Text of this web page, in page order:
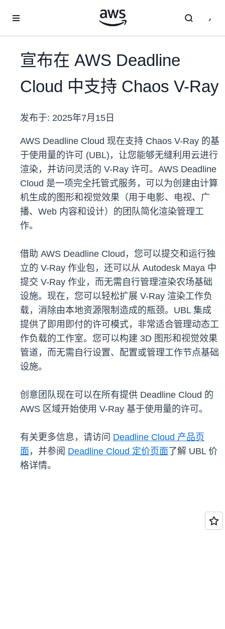
宣布在 AWS Deadline
Cloud 中支持 Chaos V-Ray
发布于: 2025年7月15日
AWS Deadline Cloud 现在支持 Chaos V-Ray 的基
于使用量的许可 (UBL)，让您能够无缝利用云进行
渲染，并访问灵活的 V-Ray 许可。AWS Deadline
Cloud 是一项完全托管式服务，可以为创建由计算
机生成的图形和视觉效果（用于电影、电视、广
播、Web 内容和设计）的团队简化渲染管理工
作。
借助 AWS Deadline Cloud，您可以提交和运行独
立的 V-Ray 作业包，还可以从 Autodesk Maya 中
提交 V-Ray 作业，而无需自行管理渲染农场基础
设施。现在，您可以轻松扩展 V-Ray 渲染工作负
载，消除由本地资源限制造成的瓶颈。UBL 集成
提供了即用即付的许可模式，非常适合管理动态工
作负载的工作室。您可以构建 3D 图形和视觉效果
管道，而无需自行设置、配置或管理工作节点基础
设施。
创意团队现在可以在所有提供 Deadline Cloud 的
AWS 区域开始使用 V-Ray 基于使用量的许可。
有关更多信息，请访问 Deadline Cloud 产品页
面 ，并参阅 Deadline Cloud 定价页面 了解 UBL 价
格详情。